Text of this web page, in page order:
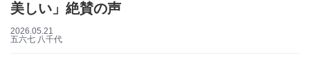
美しい」絶賛の声
2026.05.21
五六七 八千代